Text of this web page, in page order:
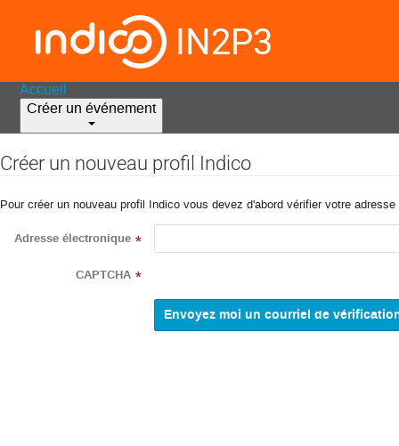
IN2P3
Accueil
Créer un événement
Créer un nouveau profil Indico
Pour créer un nouveau profil Indico vous devez d'abord vérifier votre
Adresse électronique *
CAPTCHA *